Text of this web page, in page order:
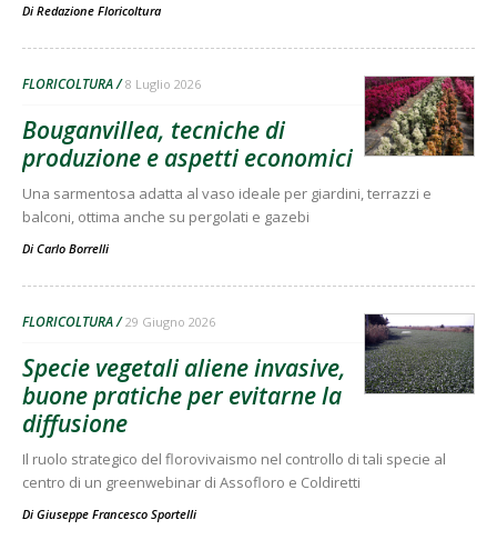
Di Redazione Floricoltura
FLORICOLTURA 8 Luglio 2026
Bouganvillea, tecniche di
produzione e aspetti economici
Una sarmentosa adatta al vaso ideale per giardini, terrazzi e
balconi, ottima anche su pergolati e gazebi
Di Carlo Borrelli
FLORICOLTURA 29 Giugno 2026
Specie vegetali aliene invasive,
buone pratiche per evitarne la
diffusione
Il ruolo strategico del florovivaismo nel controllo di tali specie al
centro di un greenwebinar di Assofloro e Coldiretti
Di Giuseppe Francesco Sportelli